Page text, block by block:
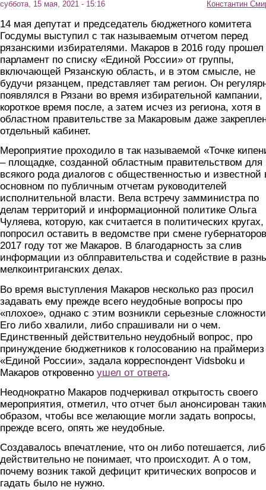
суббота, 15 мая, 2021 - 15:16 Константин
14 мая депутат и председатель бюджетного комитета
Госдумы выступил с так называемым отчетом перед
рязанскими избирателями. Макаров в 2016 году прошел
парламент по списку «Единой России» от группы,
включающей Рязанскую область, и в этом смысле, не
будучи рязанцем, представляет там регион. Он
появлялся в Рязани во время избирательной кампании,
короткое время после, а затем исчез из региона, хотя в
областном правительстве за Макаровым даже
отдельный кабинет.
Мероприятие проходило в так называемой «Точке
– площадке, созданной областным правительством для
всякого рода диалогов с общественностью и известной
основном по публичным отчетам руководителей
исполнительной власти. Вела встречу замминистра по
делам территорий и информационной политике Ольга
Чуляева, которую, как считается в политических кругах,
попросил оставить в ведомстве при смене
2017 году тот же Макаров. В благодарность за слив
информации из облправительства и содействие в
мелкоинтриганских делах.
Во время выступления Макаров несколько раз просил
задавать ему прежде всего неудобные вопросы про
«плохое», однако с этим возникли серьезные
Его либо хвалили, либо спрашивали ни о чем.
Единственный действительно неудобный вопрос, про
принуждение бюджетников к голосованию на праймериз
«Единой России», задала корреспондент Vidsboku и
Макаров откровенно ушел от ответа.
Неоднократно Макаров подчеркивал открытость своего
мероприятия, отметил, что отчет был анонсирован
образом, чтобы все желающие могли задать вопросы,
прежде всего, опять же неудобные.
Создавалось впечатление, что он либо потешается,
действительно не понимает, что происходит. А о том,
почему возник такой дефицит критических вопросов и
гадать было не нужно.